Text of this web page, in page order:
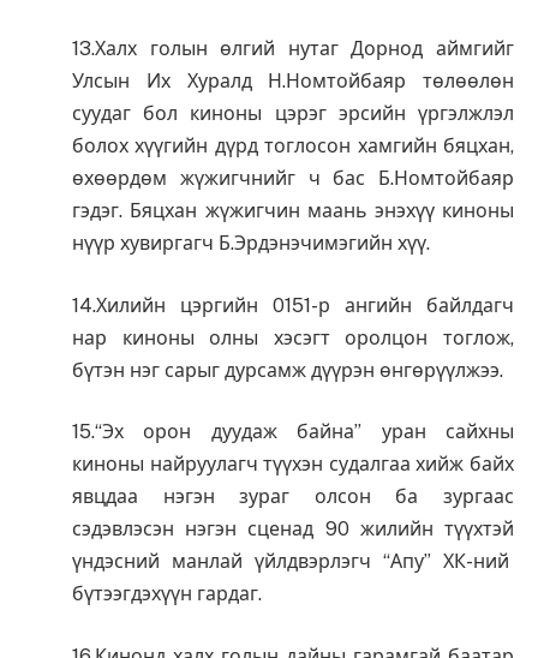
13.Халх голын өлгий нутаг Дорнод аймгийг
Улсын Их Хуралд Н.Номтойбаяр төлөөлөн
суудаг бол киноны цэрэг эрсийн үргэлжлэл
болох хүүгийн дүрд тоглосон хамгийн бяцхан,
өхөөрдөм жүжигчнийг ч бас Б.Номтойбаяр
гэдэг. Бяцхан жүжигчин маань энэхүү киноны
нүүр хувиргагч Б.Эрдэнэчимэгийн хүү.
14.Хилийн цэргийн 0151-р ангийн байлдагч
нар киноны олны хэсэгт оролцон тоглож,
бүтэн нэг сарыг дурсамж дүүрэн өнгөрүүлжээ.
15.“Эх орон дуудаж байна” уран сайхны
киноны найруулагч түүхэн судалгаа хийж байх
явцдаа нэгэн зураг олсон ба зургаас
сэдэвлэсэн нэгэн сценад 90 жилийн түүхтэй
үндэсний манлай үйлдвэрлэгч “Апу” ХК-ний
бүтээгдэхүүн гардаг.